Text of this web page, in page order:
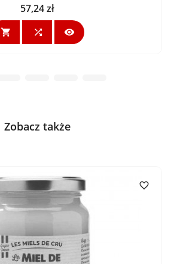
Cena
57,24 zł
  
Zobacz także
